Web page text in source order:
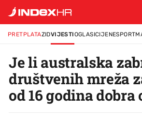
PRETPLATAZIDVIJESTIOGLASICIJENESPORT
Je li australska
društvenih mreža
od 16 godina dobra